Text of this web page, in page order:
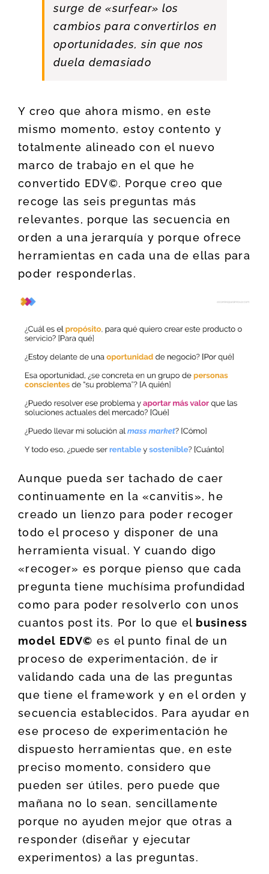
surge de «surfear» los
cambios para convertirlos en
oportunidades, sin que nos
duela demasiado
Y creo que ahora mismo, en este
mismo momento, estoy contento y
totalmente alineado con el nuevo
marco de trabajo en el que he
convertido EDV©. Porque creo que
recoge las seis preguntas más
relevantes, porque las secuencia en
orden a una jerarquía y porque ofrece
herramientas en cada una de ellas para
poder responderlas.
Aunque pueda ser tachado de caer
continuamente en la «canvitis», he
creado un lienzo para poder recoger
todo el proceso y disponer de una
herramienta visual. Y cuando digo
«recoger» es porque pienso que cada
pregunta tiene muchísima profundidad
como para poder resolverlo con unos
cuantos post its. Por lo que el business
model EDV© es el punto final de un
proceso de experimentación, de ir
validando cada una de las preguntas
que tiene el framework y en el orden y
secuencia establecidos. Para ayudar en
ese proceso de experimentación he
dispuesto herramientas que, en este
preciso momento, considero que
pueden ser útiles, pero puede que
mañana no lo sean, sencillamente
porque no ayuden mejor que otras a
responder (diseñar y ejecutar
experimentos) a las preguntas.